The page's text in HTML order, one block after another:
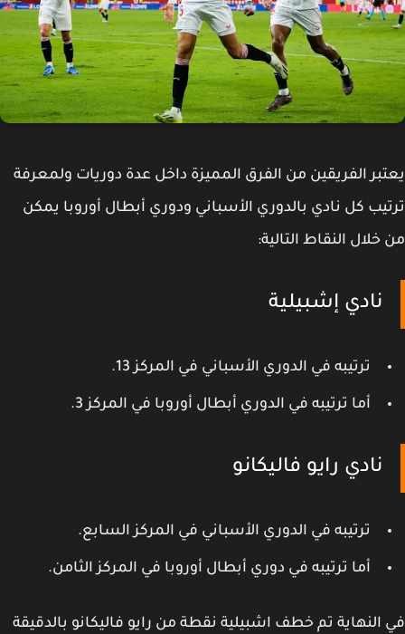
الفريقين من الفرق المميزة داخل عدة دوريات ولمعرفة
كل نادي بالدوري الأسباني ودوري أبطال أوروبا يمكن
النقاط التالية:
نادي إشبيلية
ترتيبه في الدوري الأسباني في المركز 13.
أما ترتيبه في الدوري أبطال أوروبا في المركز 3.
نادي رايو فاليكانو
ترتيبه في الدوري الأسباني في المركز السابع.
أما ترتيبه في دوري أبطال أوروبا في المركز الثامن.
تم خطف اشبيلية نقطة من رايو فاليكانو بالدقيقة